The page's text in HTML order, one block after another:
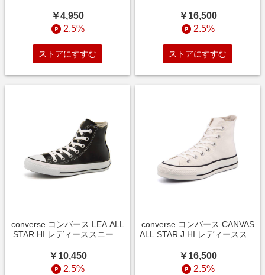
32765010 ホワイト【レディー
ス】 ハイ/ミッドカット
￥4,950
2.5%
ストアにすすむ
ーJハイ) 32067961 ブラック
【レディース】 ハイ/ミッドカ
ット
￥16,500
2.5%
ストアにすすむ
converse コンバース LEA ALL
STAR HI レディーススニーカ
1B908 ブラック【レディー
ス】 ハイ/ミッドカット
￥10,450
2.5%
converse コンバース CANVAS
ALL STAR J HI レディーススニ
ーJHI) 32067960 ホワイト【レ
ディース】 ハイ/ミッドカット
￥16,500
2.5%